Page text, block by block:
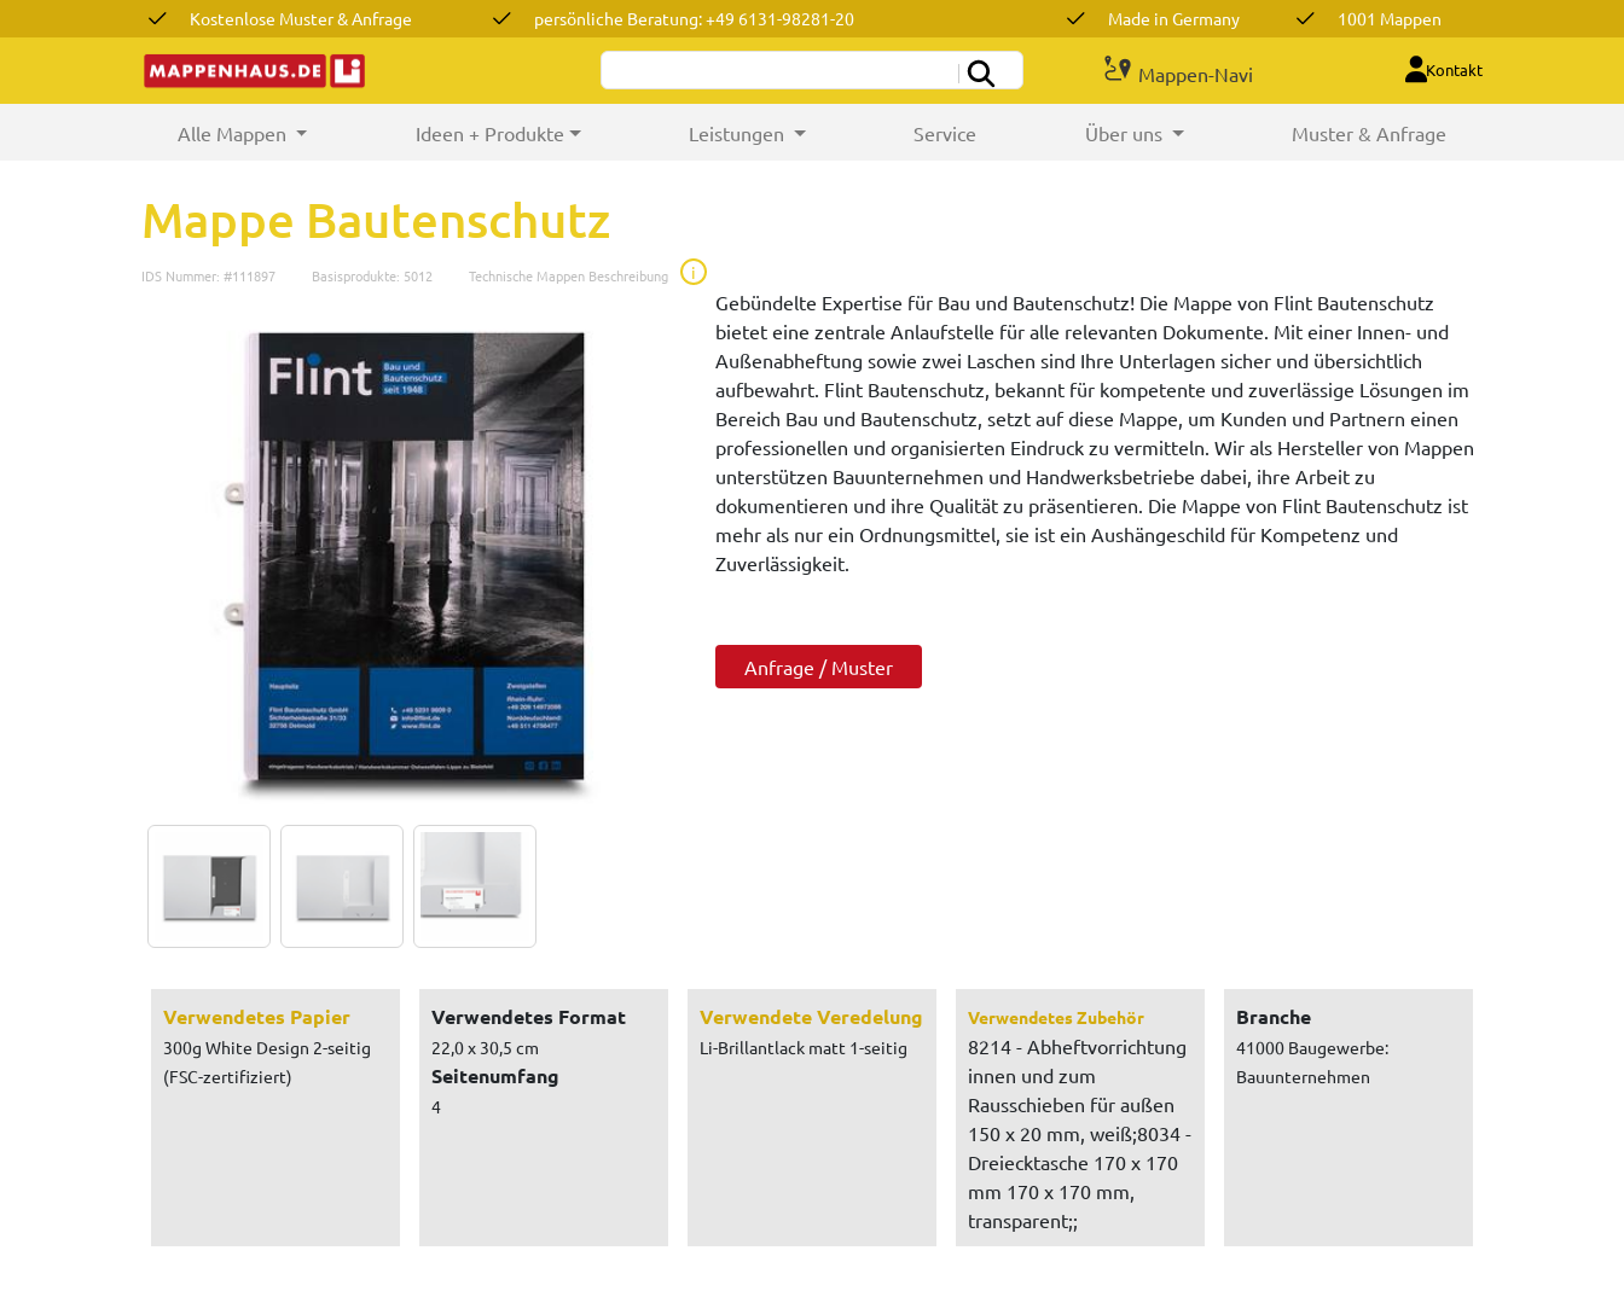
Kostenlose Muster & Anfrage persönliche Beratung: +49 6131-98281-20 Made in Germany 1001 Mappen
Mappen-Navi Kontakt
Alle Mappen (current) Ideen + Produkte Leistungen Service Über uns Muster & Anfrage
Mappe Bautenschutz
IDS Nummer: #111897 Basisprodukte: 5012 Technische Mappen Beschreibung i
Gebündelte Expertise für Bau und Bautenschutz! Die Mappe von Flint Bautenschutz
bietet eine zentrale Anlaufstelle für alle relevanten Dokumente. Mit einer Innen- und
Außenabheftung sowie zwei Laschen sind Ihre Unterlagen sicher und übersichtlich
aufbewahrt. Flint Bautenschutz, bekannt für kompetente und zuverlässige Lösungen im
Bereich Bau und Bautenschutz, setzt auf diese Mappe, um Kunden und Partnern einen
professionellen und organisierten Eindruck zu vermitteln. Wir als Hersteller von Mappen
unterstützen Bauunternehmen und Handwerksbetriebe dabei, ihre Arbeit zu
dokumentieren und ihre Qualität zu präsentieren. Die Mappe von Flint Bautenschutz ist
mehr als nur ein Ordnungsmittel, sie ist ein Aushängeschild für Kompetenz und
Zuverlässigkeit.
Anfrage / Muster
Verwendetes Papier
300g White Design 2-seitig
(FSC-zertifiziert)
Verwendetes Format
22,0 x 30,5 cm
Seitenumfang
4
Verwendete Veredelung
Li-Brillantlack matt 1-seitig
Verwendetes Zubehör
8214 - Abheftvorrichtung
innen und zum
Rausschieben für außen
150 x 20 mm, weiß;8034 -
Dreiecktasche 170 x 170
mm 170 x 170 mm,
transparent;;
Branche
41000 Baugewerbe:
Bauunternehmen